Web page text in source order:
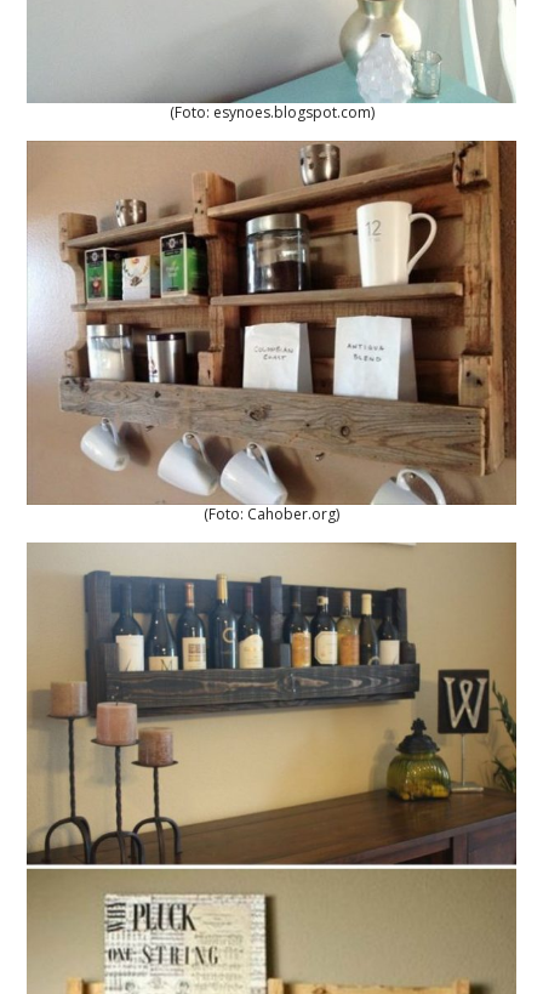
(Foto: esynoes.blogspot.com)
(Foto: Cahober.org)